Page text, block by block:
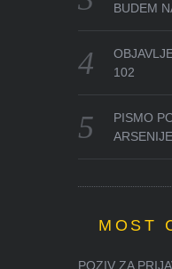
BUDEM
102
PISMO
MOST
POZIV ZA